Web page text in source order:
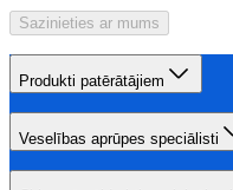
Sazinieties ar mums
Produkti patērātājiem
Veselības aprūpes speciālisti